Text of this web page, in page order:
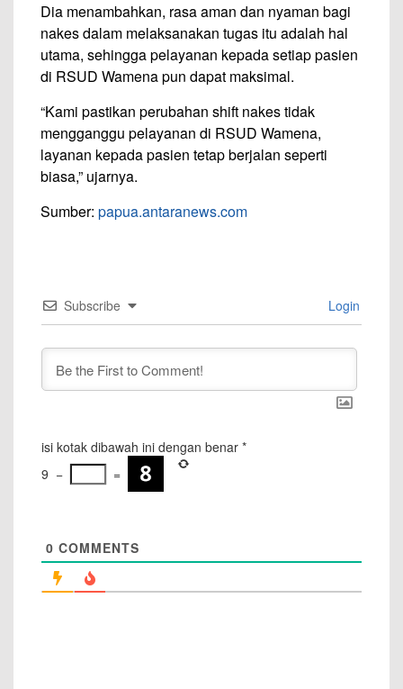
Dia menambahkan, rasa aman dan nyaman bagi
nakes dalam melaksanakan tugas itu adalah hal
utama, sehingga pelayanan kepada setiap pasien
di RSUD Wamena pun dapat maksimal.
“Kami pastikan perubahan shift nakes tidak
mengganggu pelayanan di RSUD Wamena,
layanan kepada pasien tetap berjalan seperti
biasa,” ujarnya.
Sumber: papua.antaranews.com
Subscribe Login
isi kotak dibawah ini dengan benar *
9 − =
0 COMMENTS